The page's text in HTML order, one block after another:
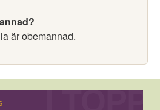
är obemannad.